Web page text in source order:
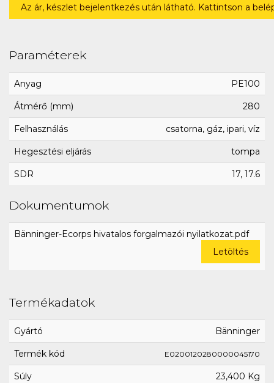
Az ár, készlet bejelentkezés után látható. Kattintson a
Paraméterek
Anyag PE100
Átmérő (mm) 280
Felhasználás csatorna, gáz, ipari, víz
Hegesztési eljárás tompa
SDR 17, 17.6
Dokumentumok
Bänninger-Ecorps hivatalos forgalmazói nyilatkozat.pdf
Letöltés
Termékadatok
Gyártó Bänninger
Termék kód E0200120280000045170
Súly 23,400 Kg